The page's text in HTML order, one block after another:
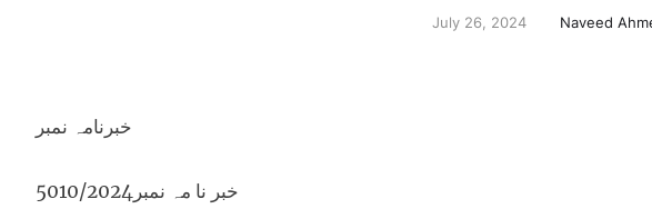
July 26, 2024 Naveed
خبرنامہ نمبر
خبر نا مہ نمبر5010/2024